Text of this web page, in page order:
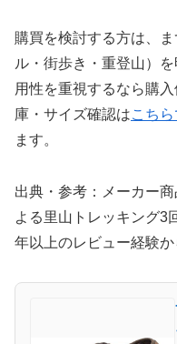
購買を検討する方は、
ル・街歩き・重登山）
用性を重視するなら購
庫・サイズ確認はこち
ます。
出典・参考：メーカー
よる里山トレッキング3
年以上のレビュー経験か